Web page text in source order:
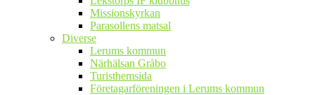
Missionskyrkan
Parasollens matsal
Diverse
Lerums kommun
Närhälsan Gråbo
Turisthemsida
Företagarföreningen i Lerums kommun